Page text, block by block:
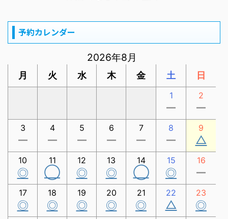
予約カレンダー
2026年8月
月 火 水 木 金 土 日
1
ー
2
ー
3
ー
4
ー
5
ー
6
ー
7
ー
8
ー
9
△
10
◎
11
◯
12
◎
13
◎
14
◯
15
◎
16
ー
17
◎
18
◎
19
◎
20
◎
21
◎
22
△
23
◎